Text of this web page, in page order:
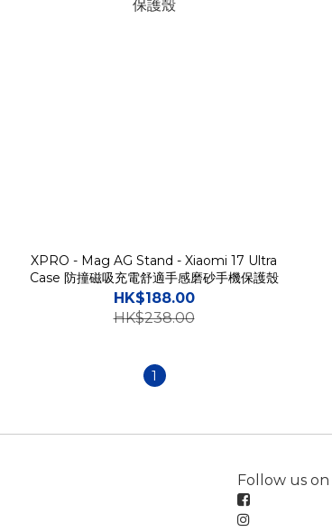
XPRO - Mag AG Stand - Xiaomi 17 Ultra
Case 防撞磁吸充電舒適手感磨砂手機保護殼
HK$188.00
HK$238.00
1
Follow us on